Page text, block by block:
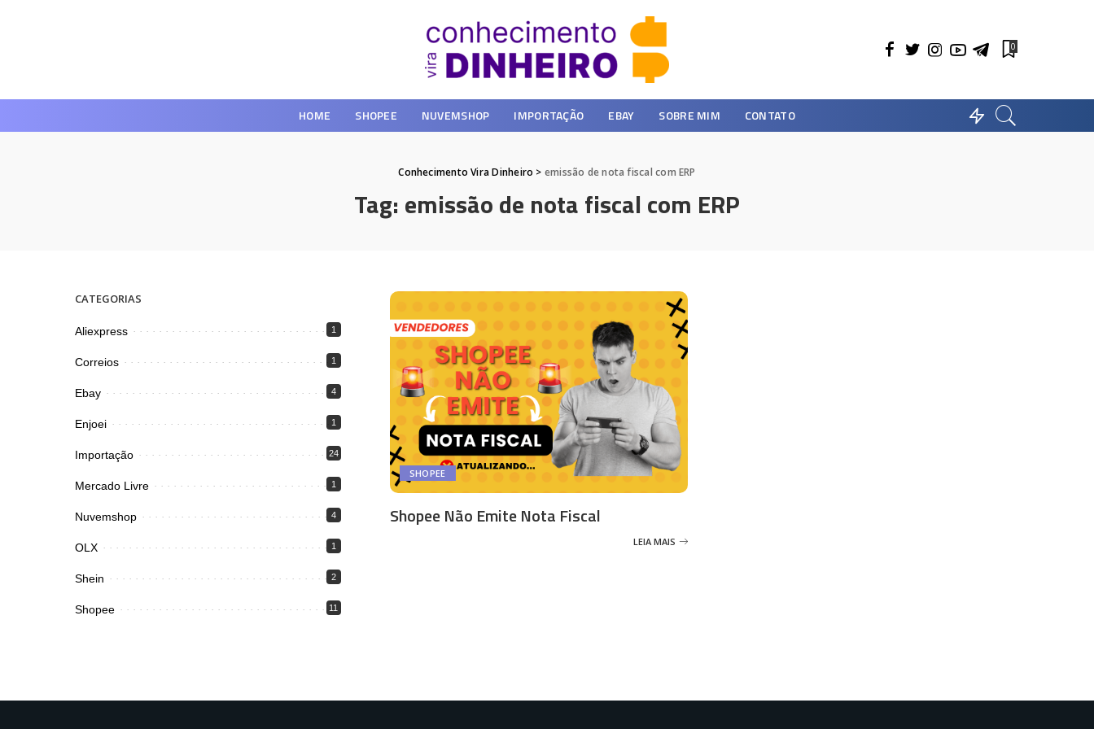
0
HOME SHOPEE NUVEMSHOP IMPORTAÇÃO EBAY SOBRE MIM CONTATO
Conhecimento Vira Dinheiro > emissão de nota fiscal com ERP
Tag: emissão de nota fiscal com ERP
SHOPEE
Shopee Não Emite Nota Fiscal
LEIA MAIS
CATEGORIAS
Aliexpress 1
Correios 1
Ebay 4
Enjoei 1
Importação 24
Mercado Livre 1
Nuvemshop 4
OLX 1
Shein 2
Shopee 11